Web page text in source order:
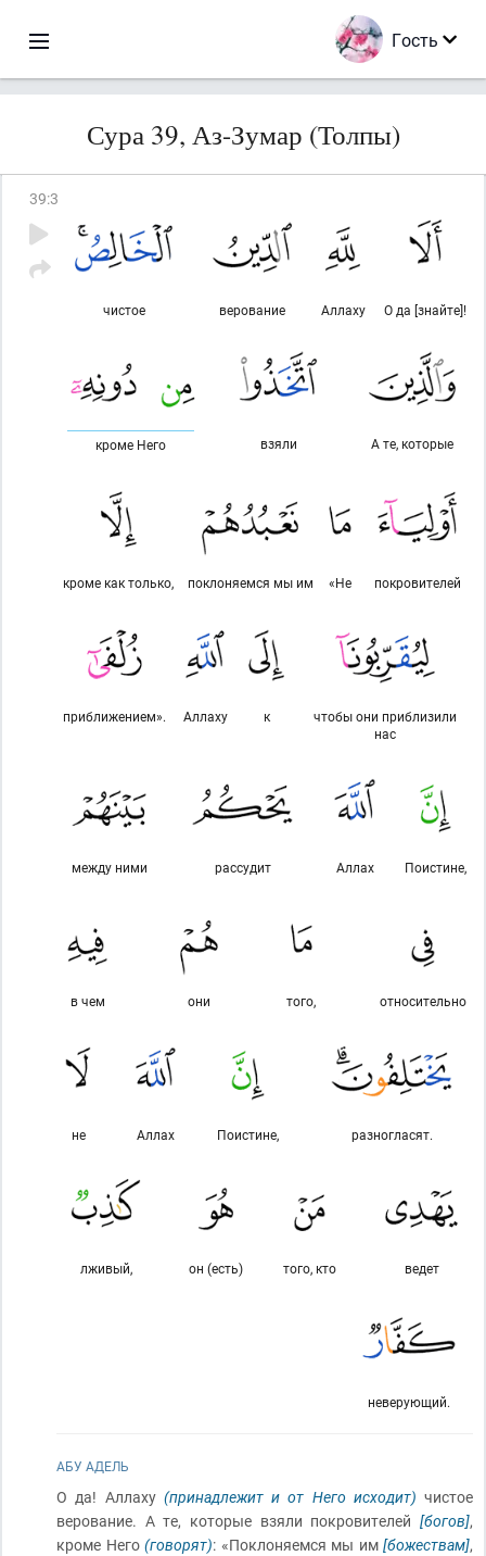
Гость
Сура 39, Аз-Зумар (Толпы)
39:3
О да [знайте]!
Аллаху
верование
чистое
А те, которые
взяли
кроме Него
покровителей
«Не
поклоняемся мы им
кроме как только,
чтобы они приблизили
нас
к
Аллаху
приближением».
Поистине,
Аллах
рассудит
между ними
относительно
того,
они
в чем
разногласят.
Поистине,
Аллах
не
ведет
того, кто
он (есть)
лживый,
неверующий.
АБУ АДЕЛЬ
О да! Аллаху (принадлежит и от Него исходит) чистое
верование. А те, которые взяли покровителей [богов],
кроме Него (говорят): «Поклоняемся мы им [божествам],